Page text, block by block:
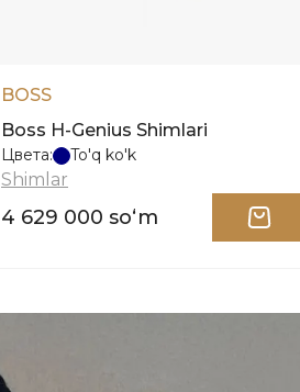
BOSS
Boss H-Genius Shimlari
Цвета: To'q ko'k
Shimlar
4 629 000 soʻm